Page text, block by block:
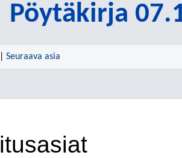
Pöytäkirja
Seuraava asia